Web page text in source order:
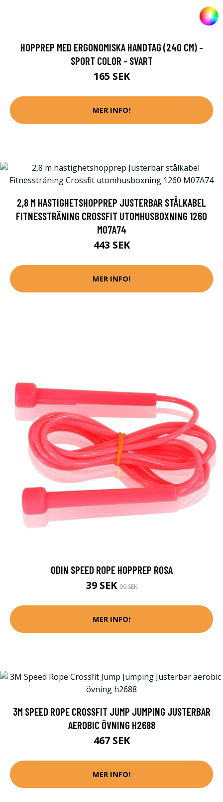
HOPPREP MED ERGONOMISKA HANDTAG (240 CM) -
SPORT COLOR - SVART
165 SEK
MER INFO!
2,8 M HASTIGHETSHOPPREP JUSTERBAR STÅLKABEL
FITNESSTRÄNING CROSSFIT UTOMHUSBOXNING 1260
M07A74
443 SEK
MER INFO!
ODIN SPEED ROPE HOPPREP ROSA
39 SEK99 SEK
MER INFO!
3M SPEED ROPE CROSSFIT JUMP JUMPING JUSTERBAR
AEROBIC ÖVNING H2688
467 SEK
MER INFO!